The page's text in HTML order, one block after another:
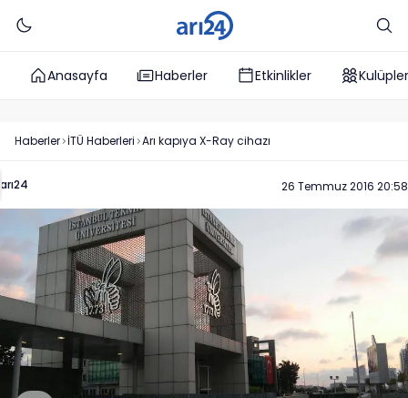
Anasayfa Haberler Etkinlikler Kulüpler
Haberler İTÜ Haberleri Arı kapıya X-Ray cihazı
arı24 26 Temmuz 2016 20:58